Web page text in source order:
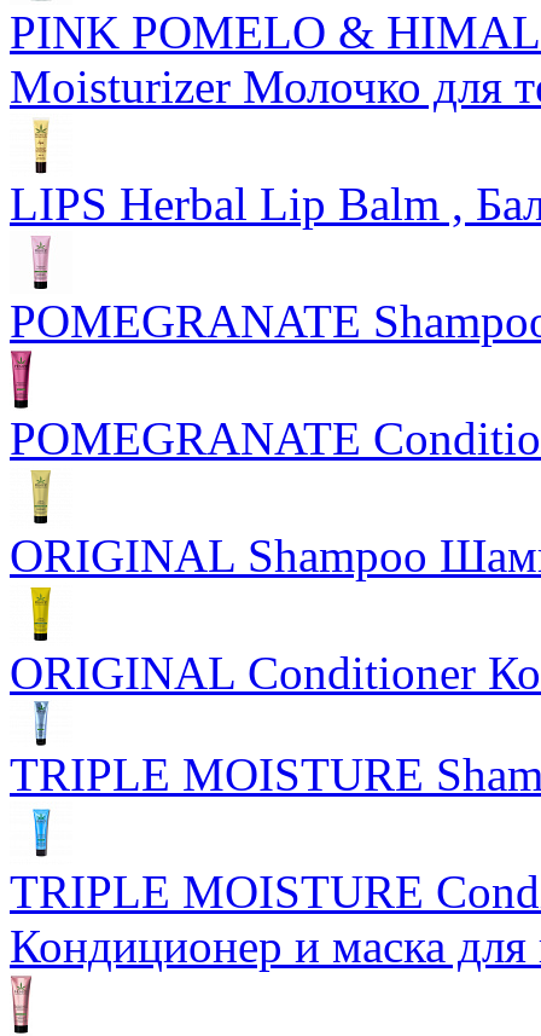
PINK POMELO &
Moisturizer Молочко для
LIPS Herbal Lip Balm ,
POMEGRANATE
POMEGRANATE
ORIGINAL Shampoo
ORIGINAL Conditioner
TRIPLE MOISTURE
TRIPLE MOISTURE
Кондиционер и маска для